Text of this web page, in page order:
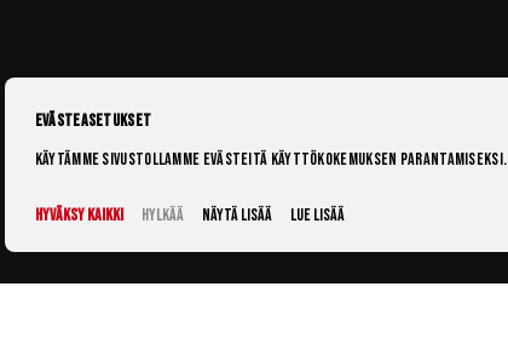
Evästeasetukset
Käytämme sivustollamme evästeitä käyttökokemuksen parantamiseksi.
Hyväksy kaikki Hylkää Näytä lisää Lue lisää